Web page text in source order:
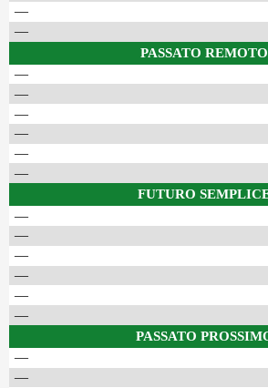
—
—
PASSATO REMOTO
—
—
—
—
—
—
FUTURO
—
—
—
—
—
—
PASSATO
—
—